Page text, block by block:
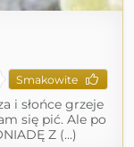
Smakowite
i słońce grzeje
się pić. Ale po
Z (...)